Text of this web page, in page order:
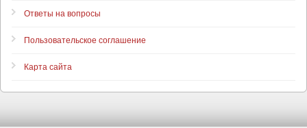
Ответы на вопросы
Пользовательское соглашение
Карта сайта